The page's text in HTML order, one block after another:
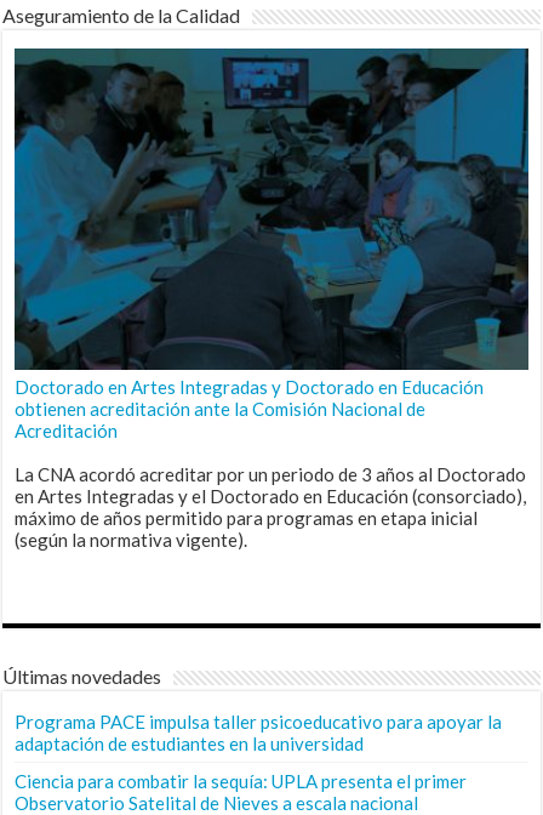
Aseguramiento de la Calidad
Doctorado en Artes Integradas y Doctorado en Educación
obtienen acreditación ante la Comisión Nacional de
Acreditación
La CNA acordó acreditar por un periodo de 3 años al Doctorado
en Artes Integradas y el Doctorado en Educación (consorciado),
máximo de años permitido para programas en etapa inicial
(según la normativa vigente).
Últimas novedades
Programa PACE impulsa taller psicoeducativo para apoyar la
adaptación de estudiantes en la universidad
Ciencia para combatir la sequía: UPLA presenta el primer
Observatorio Satelital de Nieves a escala nacional